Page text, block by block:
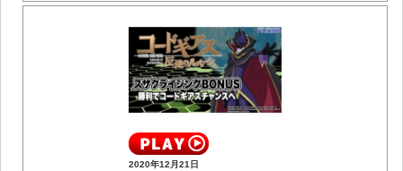
2020年12月21日